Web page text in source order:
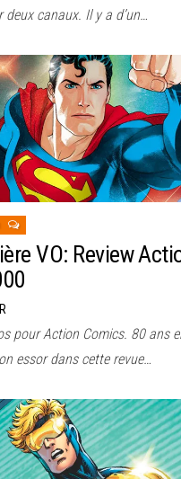
deux canaux. Il y a d’un…
VO: Review
pour Action Comics. 80 ans
essor dans cette revue…